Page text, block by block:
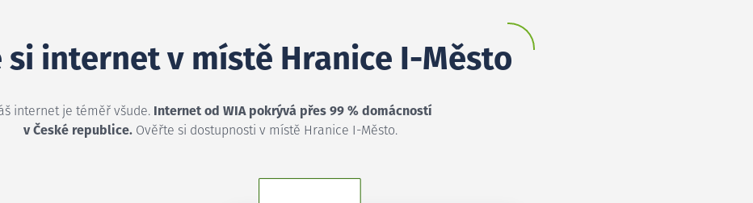
si internet v místě Hranice I-Město
internet je téměř všude.
Internet od WIA pokrývá přes 99 % domácností
v České republice.Ověřte si dostupnosti v místě Hranice I-Město.